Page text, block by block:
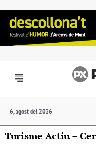
6, agost del 2026
Turisme Actiu –